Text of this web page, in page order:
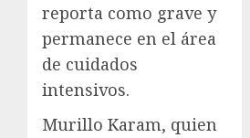
reporta como grave y
permanece en el área
de cuidados
intensivos.
Murillo Karam, quien